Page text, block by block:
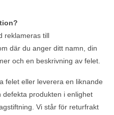
reklameras till
där du anger ditt namn, din
och en beskrivning av felet.
felet eller leverera en liknande
produkten i enlighet
Vi står för returfrakt